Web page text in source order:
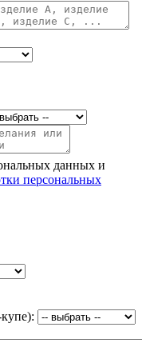
данных и
персональных